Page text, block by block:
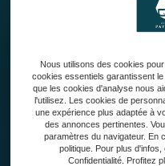
33127
Nous utilisons des cookies
cookies essentiels garantissent
que les cookies d'analyse nous
l'utilisez. Les cookies de
une expérience plus adaptée à
des annonces pertinentes.
paramètres du navigateur. En
politique. Pour plus
Confidentialité. Profitez